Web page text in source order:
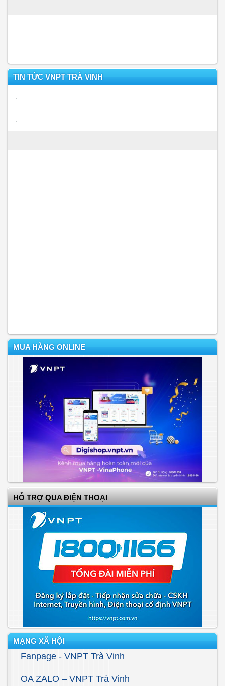
TIN TỨC VNPT TRÀ VINH
MUA HÀNG ONLINE
HỖ TRỢ QUA ĐIỆN THOẠI
MẠNG XÃ HỘI
Fanpage - VNPT Trà Vinh
OA ZALO – VNPT Trà Vinh